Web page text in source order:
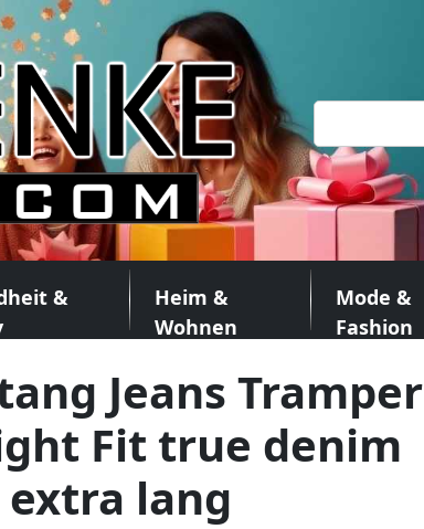
nach:
&
Heim &
Wohnen
Mode &
Fashion
Jeans Tramper
Fit true denim
lang